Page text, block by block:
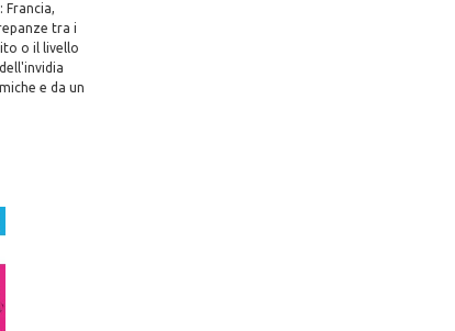
tra i
o il livello
e da un